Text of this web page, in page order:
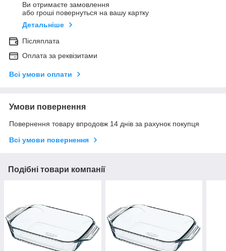
Ви отримаєте замовлення
або гроші повернуться на вашу картку
Детальніше
Післяплата
Оплата за реквізитами
Всі умови оплати
Умови повернення
Повернення товару впродовж 14 днів за рахунок покупця
Всі умови повернення
Подібні товари компанії